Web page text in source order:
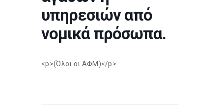
υπηρεσιών από
νομικά πρόσωπα.
<p>(Όλοι οι ΑΦΜ)</p>